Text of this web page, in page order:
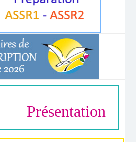
Présentation